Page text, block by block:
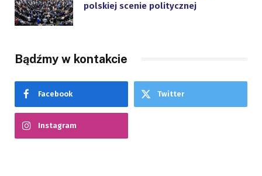
polskiej scenie politycznej
Bądźmy w kontakcie
Facebook Twitter
Instagram